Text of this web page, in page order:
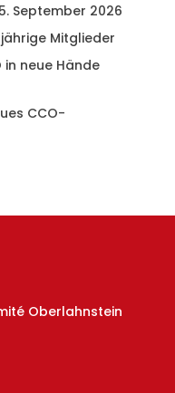
September 2026
Mitglieder
neue Hände
CCO-
Oberlahnstein